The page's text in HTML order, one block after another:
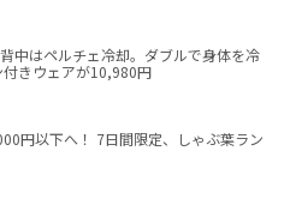
中はペルチェ冷却。ダブルで身体を冷
きウェアが10,980円
円以下へ！ 7日間限定、しゃぶ葉ラン